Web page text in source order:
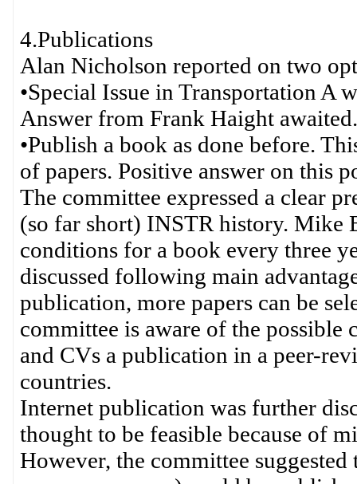
4.Publications
Alan Nicholson reported on two
•Special Issue in Transportation A
Answer from Frank Haight awaited.
•Publish a book as done before.
of papers. Positive answer on this
The committee expressed a clear
(so far short) INSTR history. Mike
conditions for a book every three
discussed following main
publication, more papers can be
committee is aware of the possible
and CVs a publication in a peer-
countries.
Internet publication was further
thought to be feasible because of
However, the committee